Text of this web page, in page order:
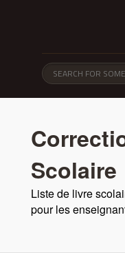
Scolaire
Liste de livre
pour les